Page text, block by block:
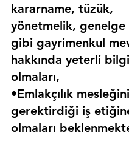
kararname, tüzük,
yönetmelik,
gibi gayrimenkul
hakkında yeterli
olmaları,
•Emlakçılık
gerektirdiği iş
olmaları